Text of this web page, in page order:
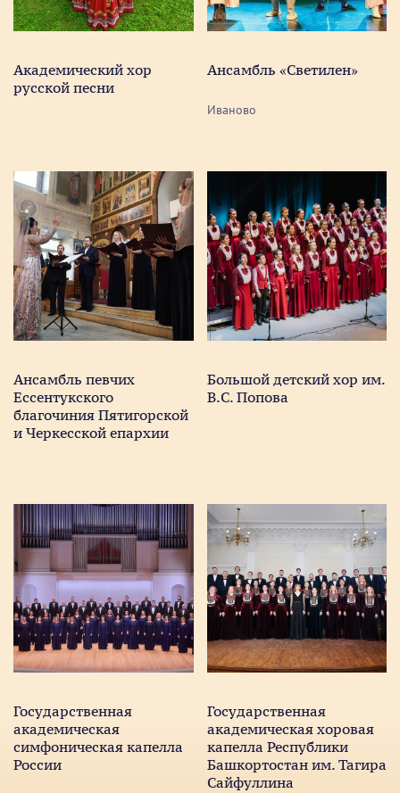
Академический хор
русской песни
Ансамбль «Светилен»
Иваново
Ансамбль певчих
Ессентукского
благочиния Пятигорской
и Черкесской епархии
Большой детский хор им.
В.С. Попова
Государственная
академическая
симфоническая капелла
России
Государственная
академическая хоровая
капелла Республики
Башкортостан им. Тагира
Сайфуллина